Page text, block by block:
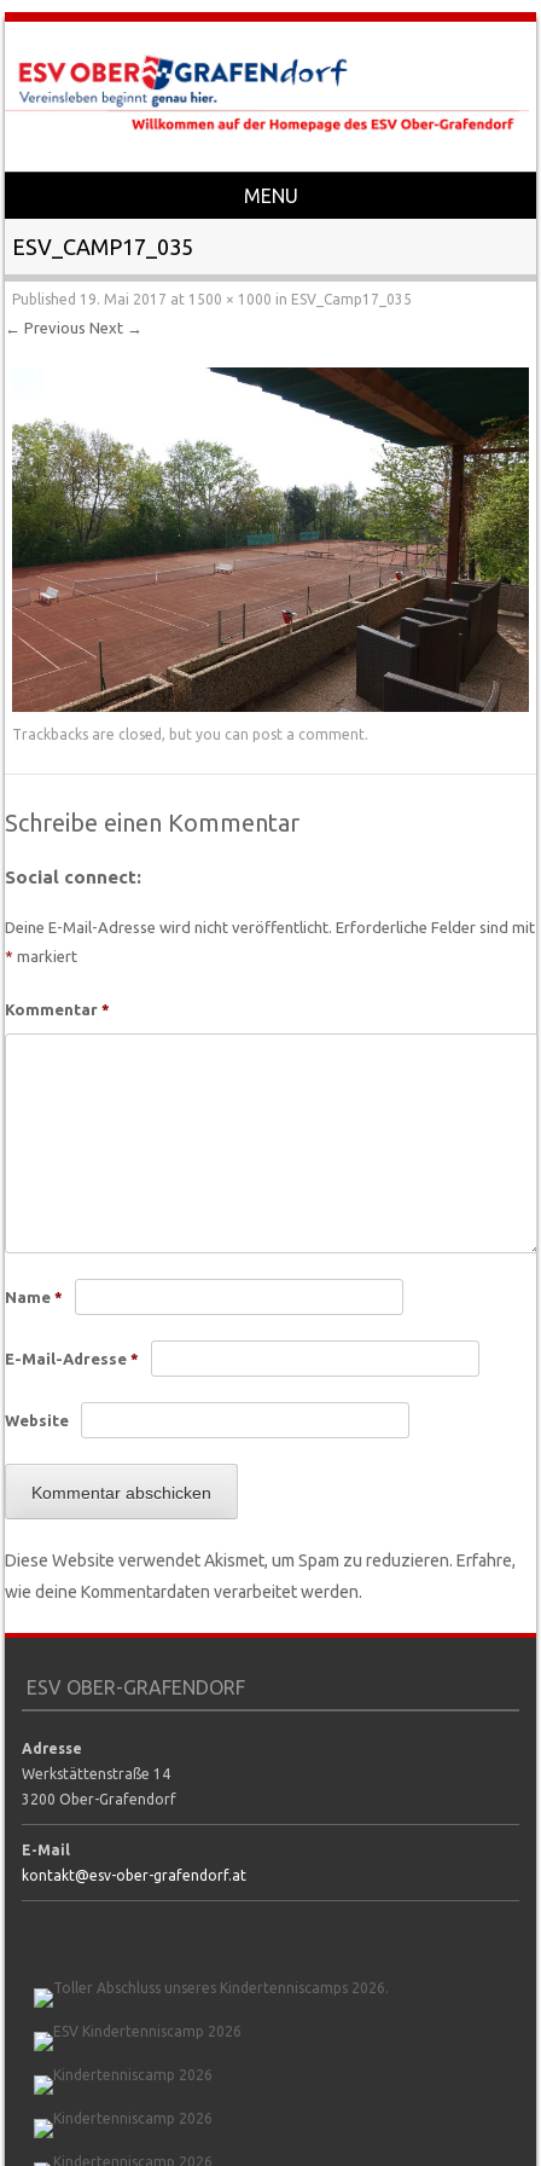
MENU
Skip to content
ESV_CAMP17_035
Published 19. Mai 2017 at 1500 × 1000 in ESV_Camp17_035
← Previous Next →
Trackbacks are closed, but you can post a comment.
Schreibe einen Kommentar
Social connect:
Deine E-Mail-Adresse wird nicht veröffentlicht. Erforderliche Felder sind mit
* markiert
Kommentar*
Name*
E-Mail-Adresse*
Website
Diese Website verwendet Akismet, um Spam zu reduzieren.Erfahre,
wie deine Kommentardaten verarbeitet werden.
ESV OBER-GRAFENDORF
Adresse
Werkstättenstraße 14
3200 Ober-Grafendorf
E-Mail
kontakt@esv-ober-grafendorf.at